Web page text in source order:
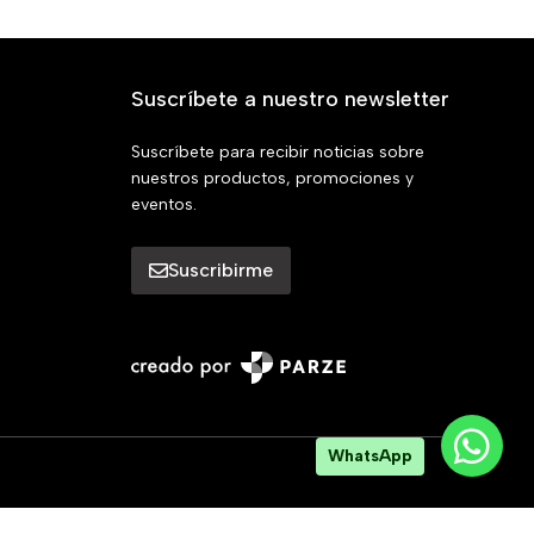
Suscríbete a nuestro newsletter
Suscríbete para recibir noticias sobre
nuestros productos, promociones y
eventos.
Suscribirme
WhatsApp